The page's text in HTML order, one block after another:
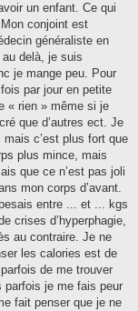
un enfant. Ce qui
conjoint est
généraliste en
delà, je suis
je mange peu. Pour
par jour en petite
« rien » même si je
que d’autres ect. Je
c’est plus fort que
plus mince, mais
que ce n’est pas joli
mon corps d’avant.
entre ... et ... kgs
crises d’hyperphagie,
au contraire. Je ne
les calories est de
de me trouver
je me fais peur
fait penser que je ne